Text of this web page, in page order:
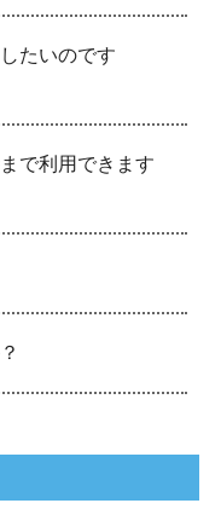
たいのです
で利用できます